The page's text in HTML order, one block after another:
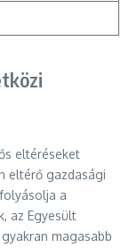
eltéréseket
eltérő gazdasági
a
az Egyesült
magasabb